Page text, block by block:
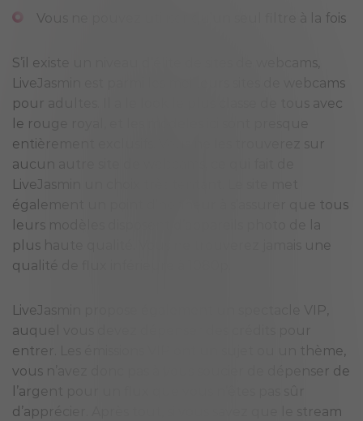
Vous ne pouvez utiliser qu’un seul filtre à la fois
S’il existe un niveau d’élite de sites de webcams,
LiveJasmin est parmi les meilleurs sites de webcams
pour adultes. Il a le look le plus classe de tous avec
le rouge royal, et les modèles ici sont presque
entièrement exclusifs. Vous ne les trouverez sur
aucun autre site de webcams, ce qui fait de
LiveJasmin un choix très tentant. Le site met
également un point d’honneur à s’assurer que tous
leurs modèles disposent d’appareils photo de la
plus haute qualité. Vous ne trouverez jamais une
qualité de flux inférieure à 1080p.
LiveJasmin propose également un spectacle VIP,
auquel vous devez dépenser des crédits pour
entrer. Les émissions VIP ont un sujet ou un thème,
vous n’avez donc pas à vous soucier de dépenser de
l’argent pour un flux que vous n’êtes pas sûr
d’apprécier. Après tout, si vous savez que le stream